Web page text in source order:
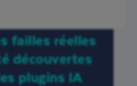
failles réelles
découvertes
plugins IA